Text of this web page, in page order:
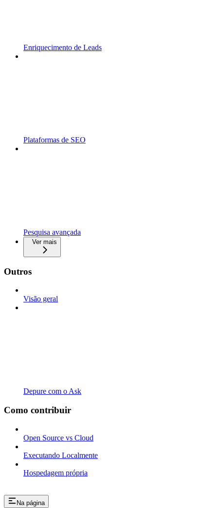
Enriquecimento de Leads
Plataformas de SEO
Pesquisa avançada
Ver mais
Outros
Visão geral
Depure com o Ask
Como contribuir
Open Source vs Cloud
Executando Localmente
Hospedagem própria
Na página